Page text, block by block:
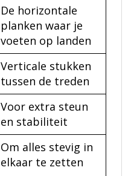
De horizontale
planken waar je
voeten op landen
Verticale stukken
tussen de treden
Voor extra steun
en stabiliteit
Om alles stevig in
elkaar te zetten